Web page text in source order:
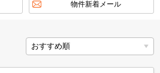
不動産会社から
TOP
物件新着メール